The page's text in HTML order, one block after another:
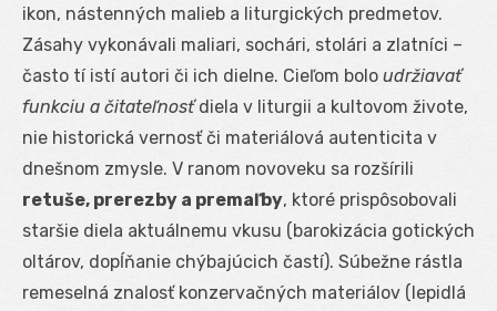
ikon, nástenných malieb a liturgických predmetov.
Zásahy vykonávali maliari, sochári, stolári a zlatníci –
často tí istí autori či ich dielne. Cieľom bolo udržiavať
funkciu a čitateľnosťdiela v liturgii a kultovom živote,
nie historická vernosť či materiálová autenticita v
dnešnom zmysle. V ranom novoveku sa rozšírili
retuše, prerezby a premaľby, ktoré prispôsobovali
staršie diela aktuálnemu vkusu (barokizácia gotických
oltárov, dopĺňanie chýbajúcich častí). Súbežne rástla
remeselná znalosť konzervačných materiálov (lepidlá